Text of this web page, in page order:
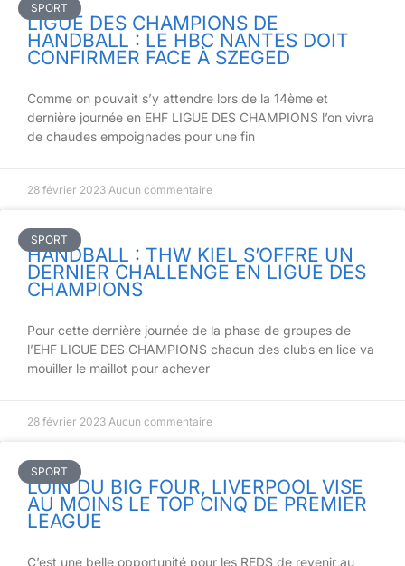
SPORT
LIGUE DES CHAMPIONS DE
HANDBALL : LE HBC NANTES DOIT
CONFIRMER FACE À SZEGED
Comme on pouvait s’y attendre lors de la 14ème et
dernière journée en EHF LIGUE DES CHAMPIONS l’on vivra
de chaudes empoignades pour une fin
28 février 2023 Aucun commentaire
SPORT
HANDBALL : THW KIEL S’OFFRE UN
DERNIER CHALLENGE EN LIGUE DES
CHAMPIONS
Pour cette dernière journée de la phase de groupes de
l’EHF LIGUE DES CHAMPIONS chacun des clubs en lice va
mouiller le maillot pour achever
28 février 2023 Aucun commentaire
SPORT
LOIN DU BIG FOUR, LIVERPOOL VISE
AU MOINS LE TOP CINQ DE PREMIER
LEAGUE
C’est une belle opportunité pour les REDS de revenir au